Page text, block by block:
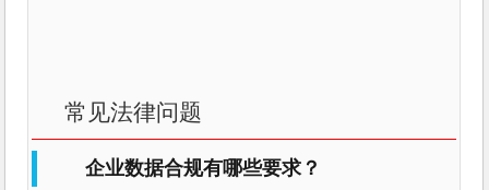
常见法律问题
企业数据合规有哪些要求？